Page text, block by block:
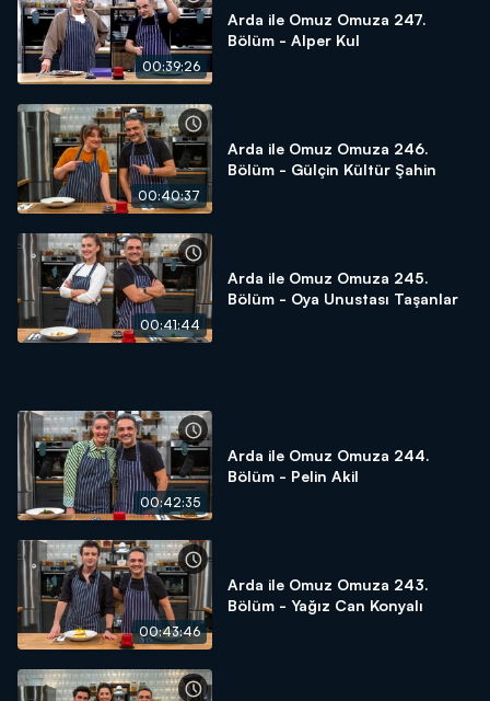
00:39:26
Arda ile Omuz Omuza 247.
Bölüm - Alper Kul
00:40:37
Arda ile Omuz Omuza 246.
Bölüm - Gülçin Kültür Şahin
00:41:44
Arda ile Omuz Omuza 245.
Bölüm - Oya Unustası Taşanlar
00:42:35
Arda ile Omuz Omuza 244.
Bölüm - Pelin Akil
00:43:46
Arda ile Omuz Omuza 243.
Bölüm - Yağız Can Konyalı